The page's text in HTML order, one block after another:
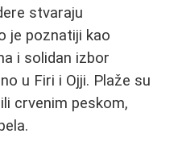
stvaraju
je poznatiji kao
i solidan izbor
u Firi i Ojji. Plaže su
crvenim peskom,